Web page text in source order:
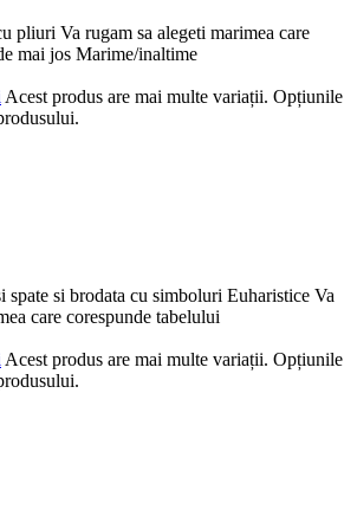
pliuri Va rugam sa alegeti marimea care
mai jos Marime/inaltime
Acest produs are mai multe variații. Opțiunile
si brodata cu simboluri Euharistice Va
care corespunde tabelului
Acest produs are mai multe variații. Opțiunile